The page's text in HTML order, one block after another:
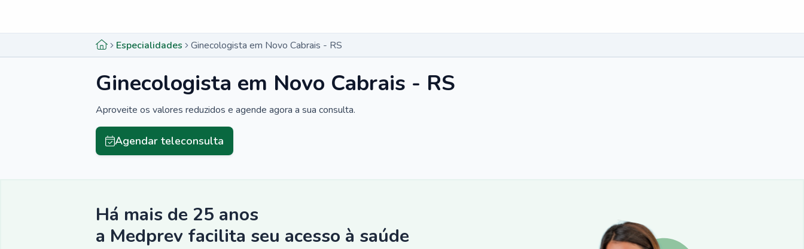
Especialidades Ginecologista em Novo Cabrais - RS
Ginecologista em Novo Cabrais - RS
Aproveite os valores reduzidos e agende agora a sua consulta.
Agendar teleconsulta
Há mais de 25 anos
a Medprev facilita seu acesso à saúde